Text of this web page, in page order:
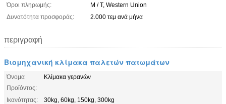
Όροι πληρωμής:
Μ / Τ, Western Union
Δυνατότητα προσφοράς:
2.000 τεμ ανά μήνα
περιγραφή
Βιομηχανική κλίμακα παλετών πατωμάτων
Όνομα
Προϊόντος:
Κλίμακα γερανών
Ικανότητας:
30kg, 60kg, 150kg, 300kg